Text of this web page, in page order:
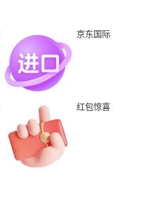
京东国际
红包惊喜